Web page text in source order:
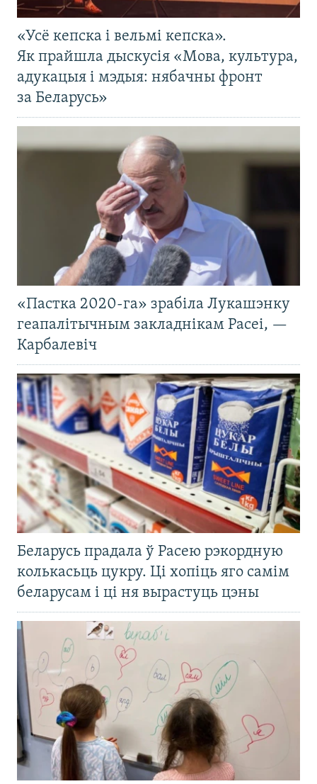
«Усё кепска і вельмі кепска».
Як прайшла дыскусія «Мова, культура,
адукацыя і мэдыя: нябачны фронт
за Беларусь»
«Пастка 2020-га» зрабіла Лукашэнку
геапалітычным закладнікам Расеі, —
Карбалевіч
Беларусь прадала ў Расею рэкордную
колькасьць цукру. Ці хопіць яго самім
беларусам і ці ня вырастуць цэны